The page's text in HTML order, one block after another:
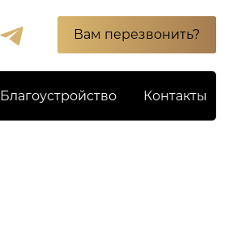
Вам перезвонить?
Благоустройство Контакты